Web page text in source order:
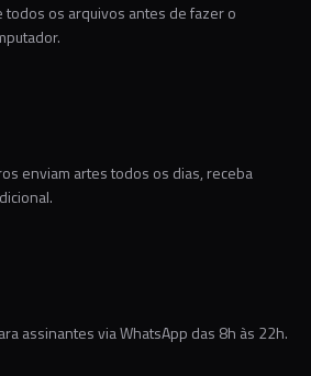
todos os arquivos antes de fazer o
enviam artes todos os dias, receba
assinantes via WhatsApp das 8h às 22h.